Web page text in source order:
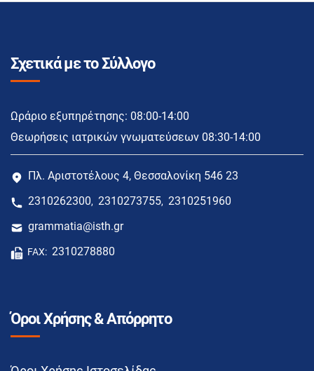
Σχετικά με το Σύλλογο
Ωράριο εξυπηρέτησης: 08:00-14:00
Θεωρήσεις ιατρικών γνωματεύσεων 08:30-14:00
Πλ. Αριστοτέλους 4, Θεσσαλονίκη 546 23
2310262300, 2310273755, 2310251960
grammatia@isth.gr
FAX: 2310278880
Όροι Χρήσης & Απόρρητο